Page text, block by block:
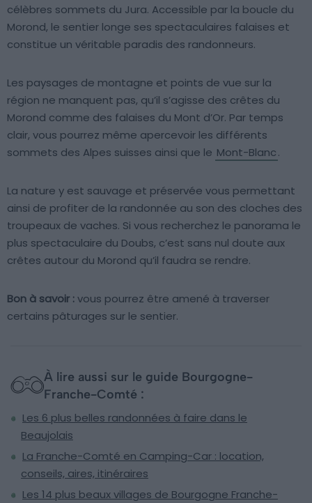
célèbres sommets du Jura. Accessible par la boucle du
Morond, le sentier longe ses spectaculaires falaises et
constitue un véritable paradis des randonneurs.
Les paysages de montagne et points de vue sur la
région ne manquent pas, qu’il s’agisse des crêtes du
Morond comme des falaises du Mont d’Or. Par temps
clair, vous pourrez même apercevoir les différents
sommets des Alpes suisses ainsi que le Mont-Blanc.
La nature y est sauvage et préservée vous permettant
ainsi de profiter de la randonnée au son des cloches des
troupeaux de vaches. Si vous recherchez le panorama le
plus spectaculaire du Doubs, c’est sans nul doute aux
crêtes autour du Morond qu’il faudra se rendre.
Bon à savoir :vous pourrez être amené à traverser
certains pâturages sur le sentier.
À lire aussi sur le guide Bourgogne-
Franche-Comté :
Les 6 plus belles randonnées à faire dans le
Beaujolais
La Franche-Comté en Camping-Car : location,
conseils, aires, itinéraires
Les 14 plus beaux villages de Bourgogne Franche-